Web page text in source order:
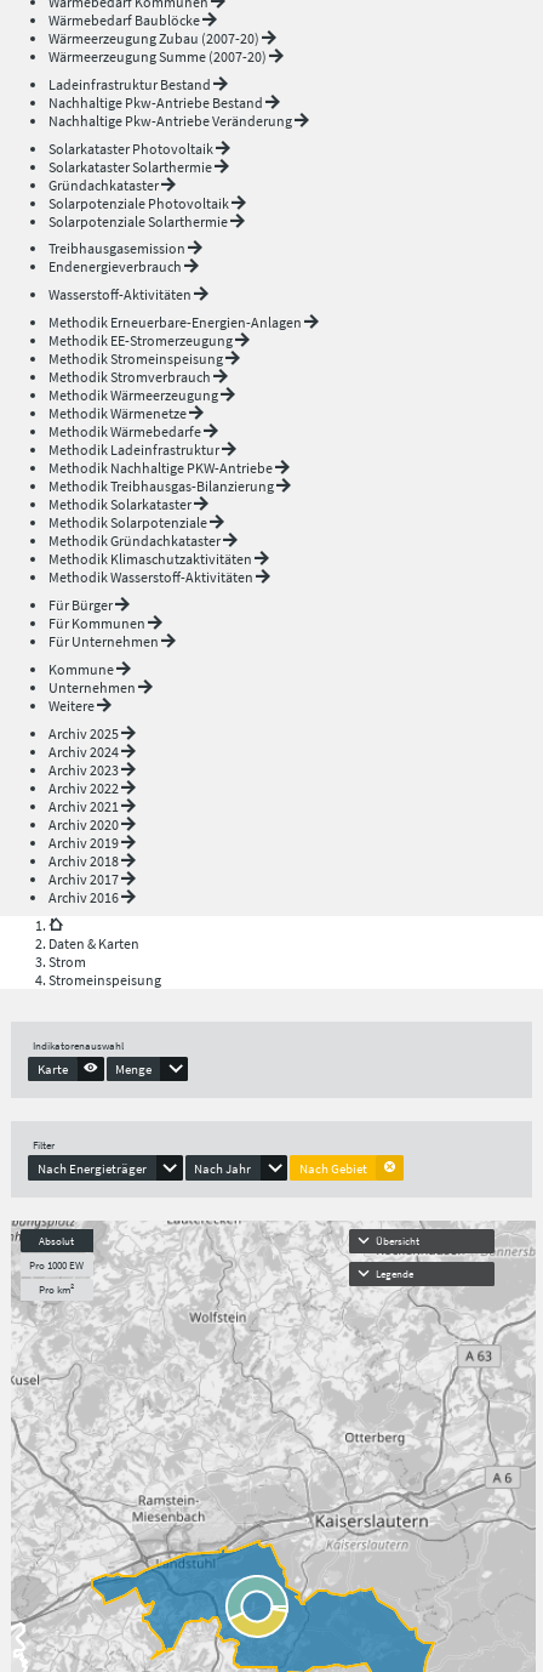
Wärmebedarf Baublöcke
Wärmeerzeugung Zubau (2007-20)
Wärmeerzeugung Summe (2007-20)
Ladeinfrastruktur Bestand
Nachhaltige Pkw-Antriebe Bestand
Nachhaltige Pkw-Antriebe Veränderung
Solarkataster Photovoltaik
Solarkataster Solarthermie
Gründachkataster
Solarpotenziale Photovoltaik
Solarpotenziale Solarthermie
Treibhausgasemission
Endenergieverbrauch
Wasserstoff-Aktivitäten
Methodik Erneuerbare-Energien-Anlagen
Methodik EE-Stromerzeugung
Methodik Stromeinspeisung
Methodik Stromverbrauch
Methodik Wärmeerzeugung
Methodik Wärmenetze
Methodik Wärmebedarfe
Methodik Ladeinfrastruktur
Methodik Nachhaltige PKW-Antriebe
Methodik Treibhausgas-Bilanzierung
Methodik Solarkataster
Methodik Solarpotenziale
Methodik Gründachkataster
Methodik Klimaschutzaktivitäten
Methodik Wasserstoff-Aktivitäten
Für Bürger
Für Kommunen
Für Unternehmen
Kommune
Unternehmen
Weitere
Archiv 2025
Archiv 2024
Archiv 2023
Archiv 2022
Archiv 2021
Archiv 2020
Archiv 2019
Archiv 2018
Archiv 2017
Archiv 2016
Daten & Karten
Strom
Stromeinspeisung
Indikatorenauswahl
Karte Menge
Filter
Nach Energieträger Nach Jahr Nach Gebiet
Absolut
Pro 1000 EW
Pro km²
Übersicht
Legende